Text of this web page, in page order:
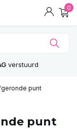
0
verstuurd
punt
punt